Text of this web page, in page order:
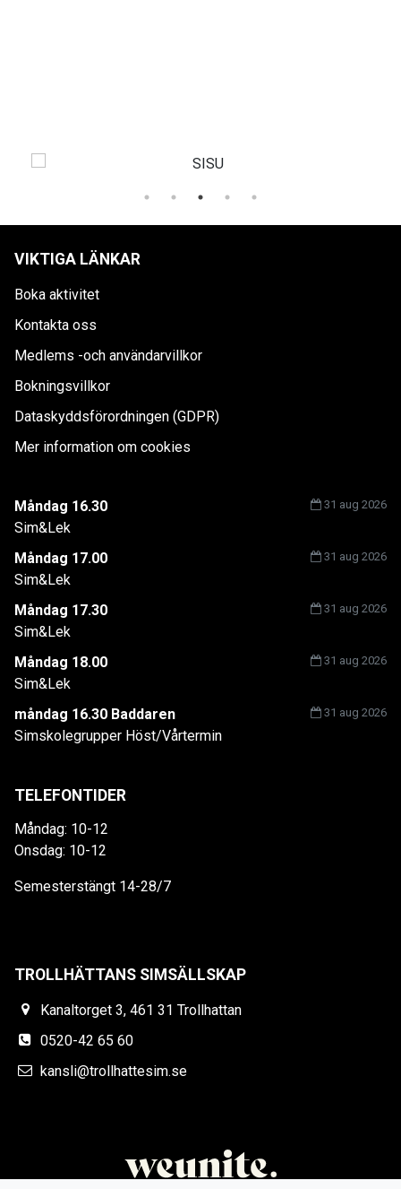
VIKTIGA LÄNKAR
Boka aktivitet
Kontakta oss
Medlems -och användarvillkor
Bokningsvillkor
Dataskyddsförordningen (GDPR)
Mer information om cookies
Måndag 16.30 31 aug 2026
Sim&Lek
Måndag 17.00
31 aug 2026
Sim&Lek
Måndag 17.30
31 aug 2026
Sim&Lek
Måndag 18.00
31 aug 2026
Sim&Lek
måndag 16.30 Baddaren
31 aug 2026
Simskolegrupper Höst/Vårtermin
TELEFONTIDER
Måndag: 10-12
Onsdag: 10-12
Semesterstängt 14-28/7
TROLLHÄTTANS SIMSÄLLSKAP
Kanaltorget 3, 461 31 Trollhattan
0520-42 65 60
kansli@trollhattesim.se